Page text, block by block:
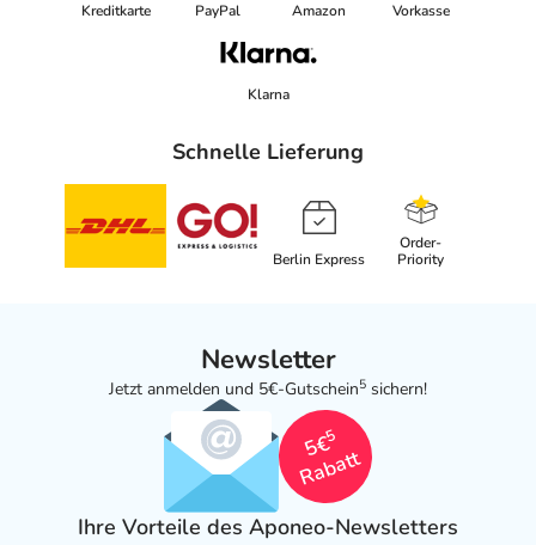
Kreditkarte PayPal Amazon Vorkasse
Klarna
Schnelle Lieferung
Berlin Express
Order-
Priority
Newsletter
Jetzt anmelden und 5€-Gutschein5 sichern!
5€
5
Rabatt
Ihre Vorteile des Aponeo-Newsletters